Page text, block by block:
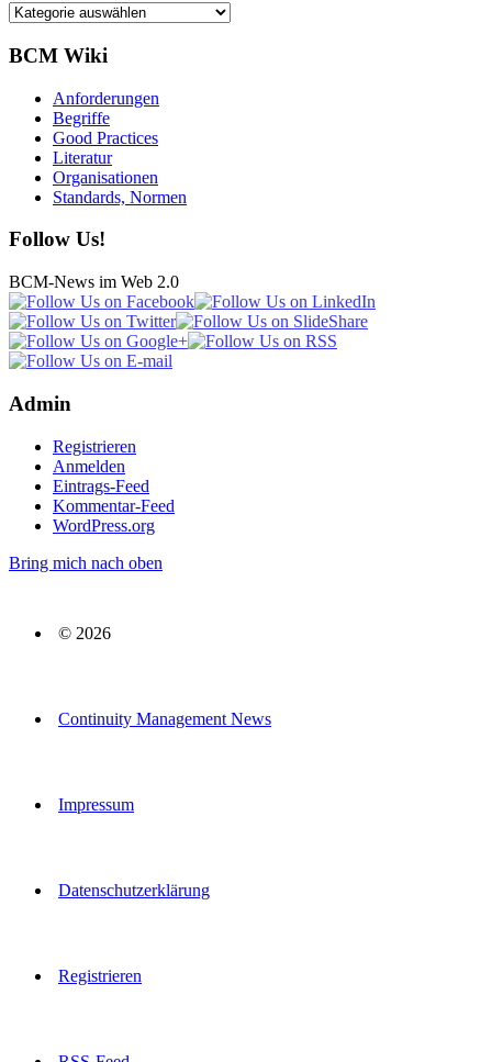
Kategorien
BCM Wiki
Anforderungen
Begriffe
Good Practices
Literatur
Organisationen
Standards, Normen
Follow Us!
BCM-News im Web 2.0
Admin
Registrieren
Anmelden
Eintrags-Feed
Kommentar-Feed
WordPress.org
Bring mich nach oben
© 2026
Continuity Management News
Impressum
Datenschutzerklärung
Registrieren